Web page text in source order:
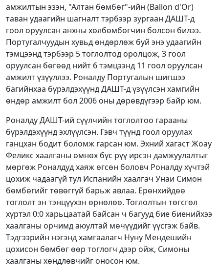
амжилтын эзэн, "Алтан бөмбөг"-ийн (Ballon d'Or)
таван удаагийн шагналт тэрбээр зургаан ДАШТ-д
гоол оруулсан анхны хөлбөмбөгчин болсон билээ.
Португалчуудын хувьд өндөрлөж буй энэ удаагийн
тэмцээнд тэрбээр 5 тоглолтод оролцож, 3 гоол
оруулсан бөгөөд нийт 6 тэмцээнд 11 гоол оруулсан
амжилт үзүүллээ. Роналду Португалын шигшээ
багийнхаа бүрэлдэхүүнд ДАШТ-д үзүүлсэн хамгийн
өндөр амжилт бол 2006 оны дөрөвдүгээр байр юм.
Роналду ДАШТ-ий сүүлчийн тоглолтоо гарааны
бүрэлдэхүүнд эхлүүлсэн. Гэвч түүнд гоол оруулах
ганцхан бодит боломж гарсан юм. Эхний хагаст Жоау
Феликс хаалганы өмнөх бүс рүү ирсэн дамжуулалтыг
мөргөж Роналдуд хаяж өгсөн боловч Роналду хүчтэй
цохиж чадаагүй тул Испанийн хаалгач Унаи Симон
бөмбөгийг төвөггүй барьж авлаа. Ерөнхийдөө
тоглолт эн тэнцүүхэн өрнөлөө. Тоглолтын төгсгөл
хүртэл 0:0 харьцаатай байсан ч багууд бие биенийхээ
хаалганы орчимд аюултай мөчүүдийг үүсгэж байв.
Тэдгээрийн нэгэнд хамгаалагч Нуну Мендешийн
цохисон бөмбөг өөр тоглогч дээр ойж, Симоны
хаалганы хөндлөвчийг оносон юм.